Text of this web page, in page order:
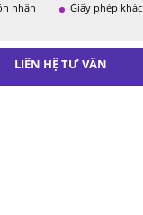
nhân
Giấy phép khác
LIÊN HỆ TƯ VẤN